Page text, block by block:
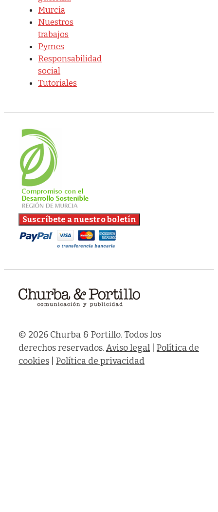
Murcia
Nuestros
trabajos
Pymes
Responsabilidad
social
Tutoriales
© 2026 Churba & Portillo. Todos los
derechos reservados.Aviso legal
Política de
cookies
Política de privacidad